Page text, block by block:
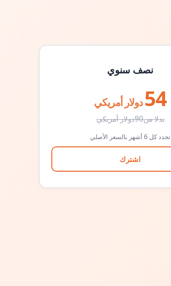
نصف سنوي
54 دولار أمريكي
بدلا من90دولار أمريكي
تجدد كل 6 أشهر بالسعر الأصلي
اشترك